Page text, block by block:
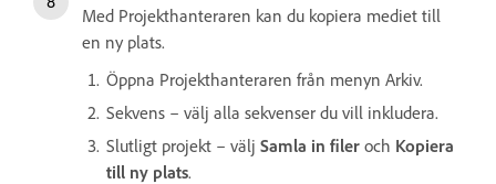
Med Projekthanteraren kan du kopiera mediet till
en ny plats.
Öppna Projekthanteraren från menyn Arkiv.
Sekvens – välj alla sekvenser du vill inkludera.
Slutligt projekt – välj Samla in filer och Kopiera
till ny plats.